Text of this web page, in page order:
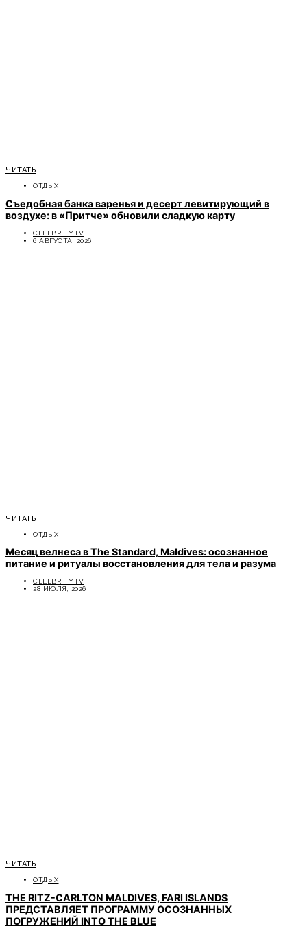
ЧИТАТЬ
ОТДЫХ
Съедобная банка варенья и десерт левитирующий в
воздухе: в «Притче» обновили сладкую карту
CELEBRITYTV
6 АВГУСТА, 2026
ЧИТАТЬ
ОТДЫХ
Месяц велнеса в The Standard, Maldives: осознанное
питание и ритуалы восстановления для тела и разума
CELEBRITYTV
28 ИЮЛЯ, 2026
ЧИТАТЬ
ОТДЫХ
THE RITZ-CARLTON MALDIVES, FARI ISLANDS
ПРЕДСТАВЛЯЕТ ПРОГРАММУ ОСОЗНАННЫХ
ПОГРУЖЕНИЙ INTO THE BLUE